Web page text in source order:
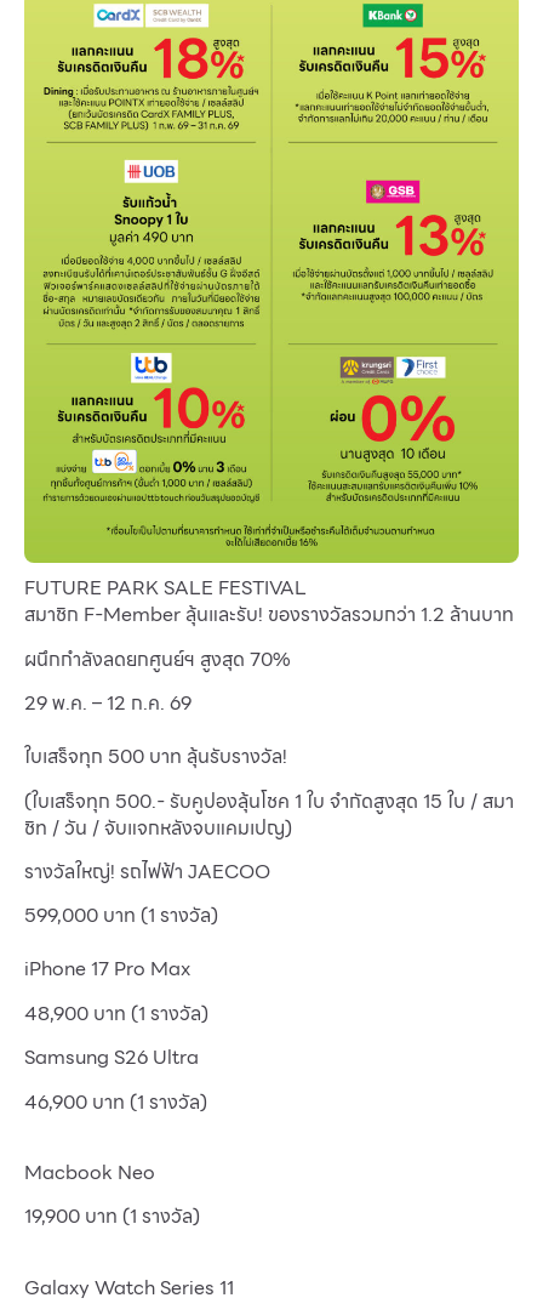
FUTURE PARK SALE FESTIVAL
สมาชิก F-Member ลุ้นและรับ! ของรางวัลรวมกว่า 1.2 ล้านบาท
ผนึกกำลังลดยกศูนย์ฯ สูงสุด 70%
29 พ.ค. – 12 ก.ค. 69
ใบเสร็จทุก 500 บาท ลุ้นรับรางวัล!
(ใบเสร็จทุก 500.- รับคูปองลุ้นโชค 1 ใบ จำกัดสูงสุด 15 ใบ / สมา
ชิท / วัน / จับแจกหลังจบแคมเปญ)
รางวัลใหญ่! รถไฟฟ้า JAECOO
599,000 บาท (1 รางวัล)
iPhone 17 Pro Max
48,900 บาท (1 รางวัล)
Samsung S26 Ultra
46,900 บาท (1 รางวัล)
Macbook Neo
19,900 บาท (1 รางวัล)
Galaxy Watch Series 11